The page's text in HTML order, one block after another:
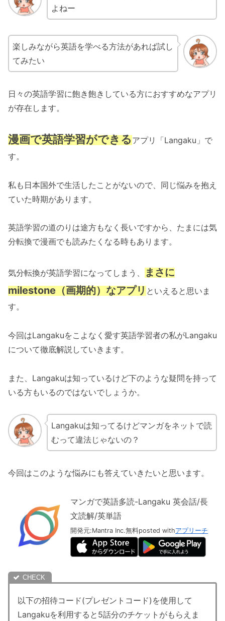
よねー
楽しみながら英語を学べる方法があれば試し
てみたい
日々の英語学習に飽き飽きしている方におすすめなアプリ
が存在します。
漫画で英語学習ができるアプリ「Langaku」で
す。
私も日本国外で生活したことがないので、同じ悩みを抱え
ていた時期があります。
英語学習の道のりは途方もなく長いですから、たまには気
分転換で漫画でも読みたくなる時もあります。
気分転換が英語学習になってしまう、
まさに
milestone（画期的）なアプリ といえると思いま
す。
今回はLangakuをこよなく愛す英語学習者の私がLangaku
について徹底解説していきます。
また、Langakuは知っているけど下のような疑問を持って
いる方もいるのではないでしょうか。
Langakuは知ってるけどマンガをネットで読
むって違法じゃないの？
今回はこのような悩みにも答えていきたいと思います。
マンガで英語多読-Langaku 英会話/長
文読解/英単語
開発元:Mantra Inc.無料posted withアプリーチ
以下の招待コード(プレゼントコード)を使用して
Langakuを利用すると5話分のチケットがもらえま